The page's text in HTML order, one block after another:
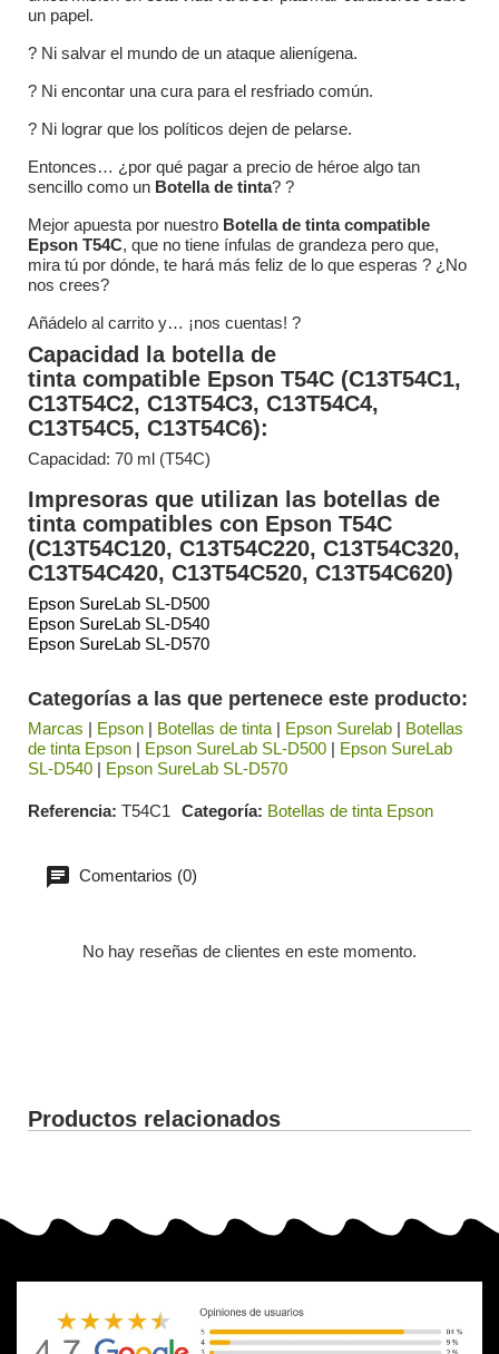
un papel.
? Ni salvar el mundo de un ataque alienígena.
? Ni encontar una cura para el resfriado común.
? Ni lograr que los políticos dejen de pelarse.
Entonces… ¿por qué pagar a precio de héroe algo tan
sencillo como un Botella de tinta? ?
Mejor apuesta por nuestro Botella de tinta compatible
Epson T54C, que no tiene ínfulas de grandeza pero que,
mira tú por dónde, te hará más feliz de lo que esperas ? ¿No
nos crees?
Añádelo al carrito y… ¡nos cuentas! ?
Capacidad la botella de
tinta compatible Epson T54C (C13T54C1,
C13T54C2, C13T54C3, C13T54C4,
C13T54C5, C13T54C6):
Capacidad: 70 ml (T54C)
Impresoras que utilizan las botellas de
tinta compatibles con Epson T54C
(C13T54C120, C13T54C220, C13T54C320,
C13T54C420, C13T54C520, C13T54C620)
Epson SureLab SL-D500
Epson SureLab SL-D540
Epson SureLab SL-D570
Categorías a las que pertenece este producto:
Marcas | Epson | Botellas de tinta | Epson Surelab | Botellas
de tinta Epson | Epson SureLab SL-D500 | Epson SureLab
SL-D540 | Epson SureLab SL-D570
Referencia T54C1 Categoría Botellas de tinta Epson
Comentarios (0)
No hay reseñas de clientes en este momento.
Productos relacionados